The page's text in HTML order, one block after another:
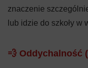
znaczenie
lub idzie do szkoły w
💨 Oddychalność